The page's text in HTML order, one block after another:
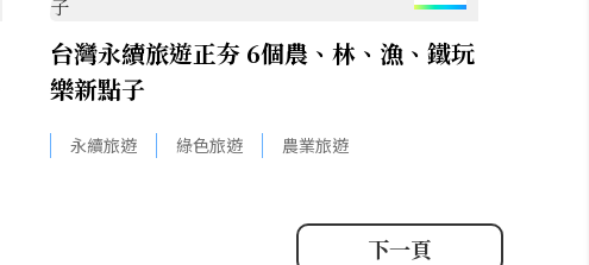
台灣永續旅遊正夯 6個農、林、漁、鐵玩
樂新點子
永續旅遊 綠色旅遊 農業旅遊
下一頁